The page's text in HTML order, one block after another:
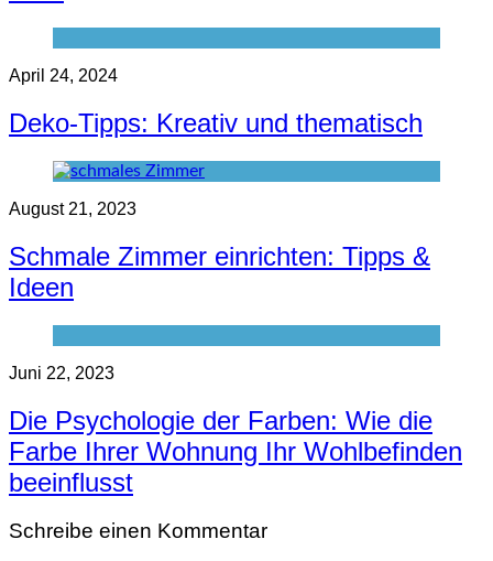
April 24, 2024
Deko-Tipps: Kreativ und thematisch
August 21, 2023
Schmale Zimmer einrichten: Tipps &
Ideen
Juni 22, 2023
Die Psychologie der Farben: Wie die
Farbe Ihrer Wohnung Ihr Wohlbefinden
beeinflusst
Schreibe einen Kommentar